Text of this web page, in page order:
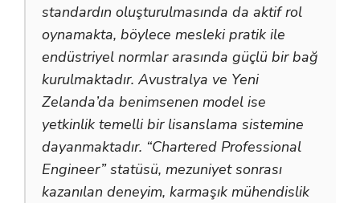
standardın oluşturulmasında da aktif rol
oynamakta, böylece mesleki pratik ile
endüstriyel normlar arasında güçlü bir bağ
kurulmaktadır. Avustralya ve Yeni
Zelanda’da benimsenen model ise
yetkinlik temelli bir lisanslama sistemine
dayanmaktadır. “Chartered Professional
Engineer” statüsü, mezuniyet sonrası
kazanılan deneyim, karmaşık mühendislik